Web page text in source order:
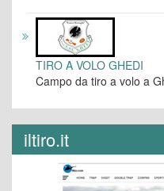
TIRO A VOLO GHEDI
Campo da tiro a volo a
iltiro.it